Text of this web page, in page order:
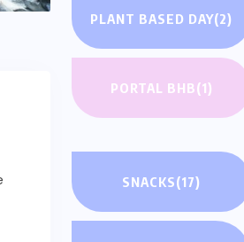
PLANT BASED DAY(2)
PORTAL BHB(1)
SNACKS(17)